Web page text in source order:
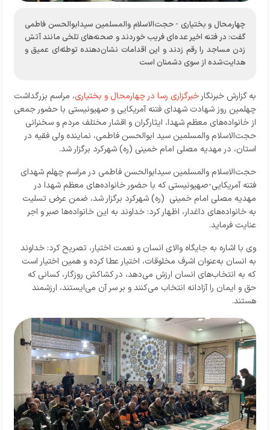
چهارمحال و بختیاری - حجت‌الاسلام والمسلمین سیدابوالحسن فاطمی
گفت: در فتنه اخیر عده‌ای فریب خوردند و صحنه‌های تلخی مانند آتش
زدن مساجد را رقم زدند و این اقدامات نشان‌دهنده توطئه‌ای عمیق و
هدایت‌شده از سوی دشمنان است
به گزارش خبرنگار خبرگزاری رسا در چهارمحال و بختیاری، مراسم بزرگداشت
چهلمین روز شهادت شهدای فتنه آمریکایی و صهیونیستی با حضور جمعی
از خانواده‌های معظم شهدا، ایثارگران و اقشار مختلف مردم و سخنرانی
حجت‌الاسلام والمسلمین سید ابوالحسن فاطمی، نماینده ولی فقیه در
استان، در مهدیه مصلی امام خمینی (ره) شهرکرد برگزار شد.
حجت‌الاسلام والمسلمین سیدابوالحسن فاطمی در مراسم چهلم شهدای
فتنه آمریکایی-صهیونیستی که با حضور خانواده‌های معظم شهدا در
مهدیه مصلی امام خمینی (ره) شهرکرد برگزار شد، ضمن عرض تسلیت
به خانواده‌های داغدار، اظهار کرد: خداوند به این خانواده‌ها صبر و اجر
عنایت فرماید.
وی با اشاره به جایگاه والای انسان و نعمت اختیار، تصریح کرد: خداوند
به انسان به‌عنوان اشرف مخلوقات، اختیار عطا کرده و همین اختیار است
که به انتخاب‌های انسان ارزش می‌دهد، در کشاکش روزگار، کسانی که
حق و ایمان را آزادانه انتخاب می‌کنند و بر سر آن می‌ایستند، ارزشمند
هستند.